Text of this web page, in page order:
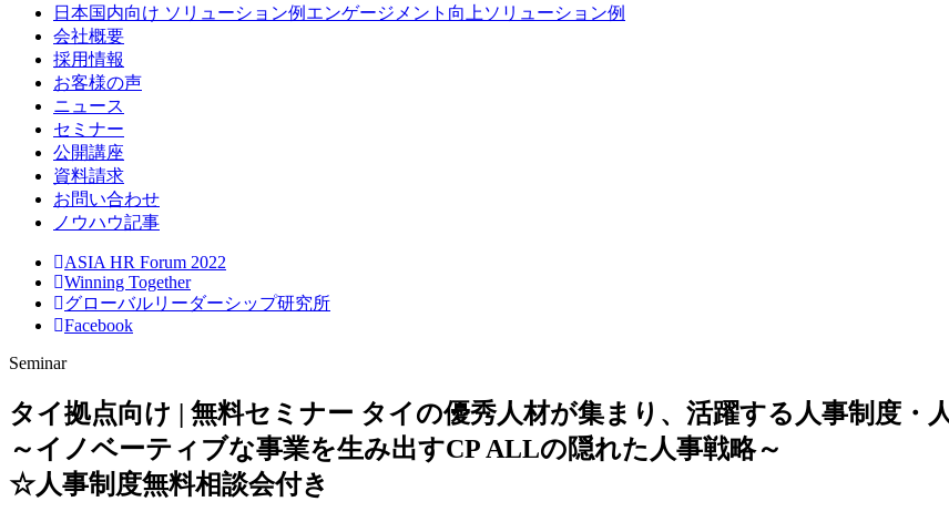
日本国内向け ソリューション例 エンゲージメント向上ソリューション例
会社概要
採用情報
お客様の声
ニュース
セミナー
公開講座
資料請求
お問い合わせ
ノウハウ記事
ASIA HR Forum 2022
Winning Together
グローバルリーダーシップ研究所
Facebook
Seminar
タイ拠点向け | 無料セミナー タイの優秀人材が集まり、活躍する人事制度・
～イノベーティブな事業を生み出すCP ALLの隠れた人事戦略～
☆人事制度無料相談会付き